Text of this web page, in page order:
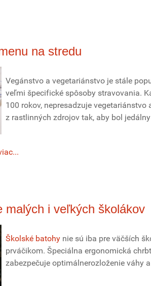
na stredu
Vegánstvo a vegetariánstvo je stále
veľmi špecifické spôsoby stravovania.
100 rokov, nepresadzuje
z rastlinných zdrojov tak, aby bol
malých i veľkých školákov
Školské batohy nie sú iba pre väčších
prváčikom. Špeciálna ergonomická
zabezpečuje optimálnerozloženie váhy